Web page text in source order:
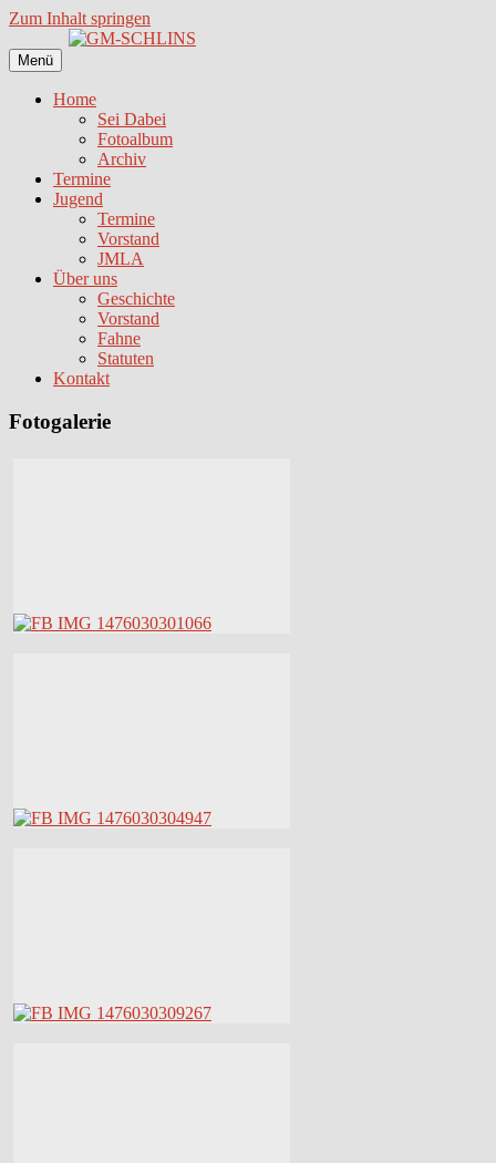
Zum Inhalt springen
Menü
Home
Sei Dabei
Fotoalbum
Archiv
Termine
Jugend
Termine
Vorstand
JMLA
Über uns
Geschichte
Vorstand
Fahne
Statuten
Kontakt
Fotogalerie